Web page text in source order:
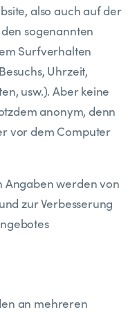
also auch auf der
sogenannten
Surfverhalten
Uhrzeit,
usw.). Aber keine
anonym, denn
vor dem Computer
Angaben werden von
zur Verbesserung
an mehreren